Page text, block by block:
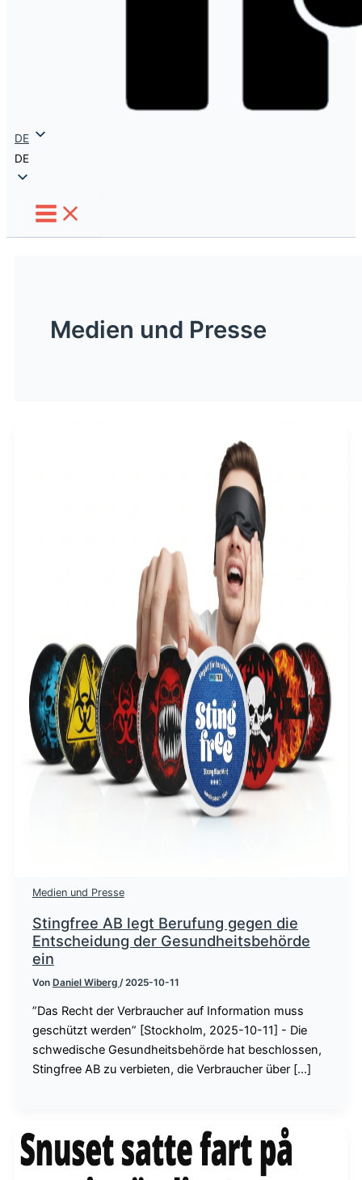
DE
DE
Medien und Presse
Medien und Presse
Stingfree AB legt Berufung gegen die
Entscheidung der Gesundheitsbehörde
ein
Von Daniel Wiberg /2025-10-11
”Das Recht der Verbraucher auf Information muss
geschützt werden” [Stockholm, 2025-10-11] - Die
schwedische Gesundheitsbehörde hat beschlossen,
Stingfree AB zu verbieten, die Verbraucher über [...]